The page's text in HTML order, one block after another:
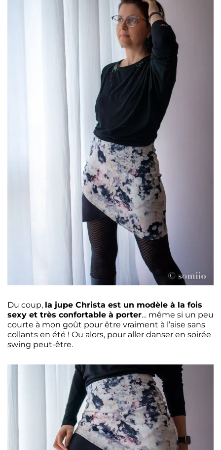
Du coup, la jupe Christa est un modèle à la fois
sexy et très confortable à porter… même si un peu
courte à mon goût pour être vraiment à l’aise sans
collants en été ! Ou alors, pour aller danser en soirée
swing peut-être.